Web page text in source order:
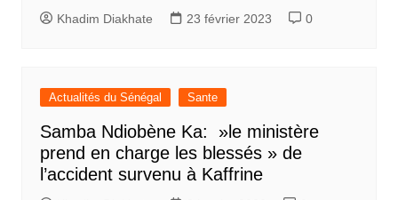
Khadim Diakhate 23 février 2023 0
Actualités du Sénégal Sante
Samba Ndiobène Ka: »le ministère
prend en charge les blessés » de
l’accident survenu à Kaffrine